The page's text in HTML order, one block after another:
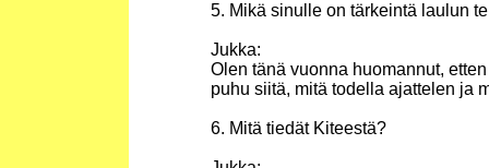
5. Mikä sinulle on tärkeintä laulun
Jukka:
Olen tänä vuonna huomannut,
puhu siitä, mitä todella ajattelen ja
6. Mitä tiedät Kiteestä?